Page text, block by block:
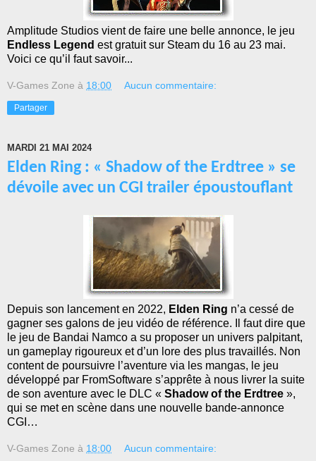
Amplitude Studios vient de faire une belle annonce, le jeu
Endless Legend est gratuit sur Steam du 16 au 23 mai.
Voici ce qu’il faut savoir...
V-Games Zone à 18:00 Aucun commentaire:
Partager
MARDI 21 MAI 2024
Elden Ring : « Shadow of the Erdtree » se
dévoile avec un CGI trailer époustouflant
Depuis son lancement en 2022, Elden Ring n’a cessé de
gagner ses galons de jeu vidéo de référence. Il faut dire que
le jeu de Bandai Namco a su proposer un univers palpitant,
un gameplay rigoureux et d’un lore des plus travaillés. Non
content de poursuivre l’aventure via les mangas, le jeu
développé par FromSoftware s’apprête à nous livrer la suite
de son aventure avec le DLC « Shadow of the Erdtree »,
qui se met en scène dans une nouvelle bande-annonce
CGI…
V-Games Zone à 18:00 Aucun commentaire: